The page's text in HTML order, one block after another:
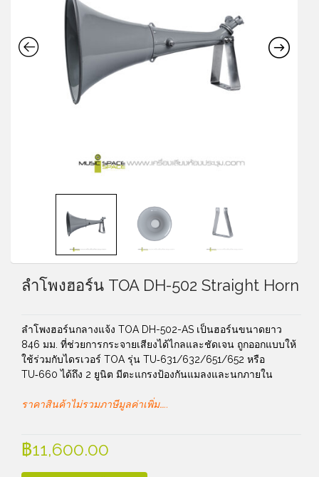
ลำโพงฮอร์น TOA DH-502 Straight Horn
ลำโพงฮอร์นกลางแจ้ง TOA DH-502-AS เป็นฮอร์นขนาดยาว
846 มม. ที่ช่วยการกระจายเสียงได้ไกลและชัดเจน ถูกออกแบบให้
ใช้ร่วมกับไดรเวอร์ TOA รุ่น TU‑631/632/651/652 หรือ
TU‑660 ได้ถึง 2 ยูนิต มีตะแกรงป้องกันแมลงและนกภายใน
ราคาสินค้าไม่รวมภาษีมูลค่าเพิ่ม…..
฿11,600.00